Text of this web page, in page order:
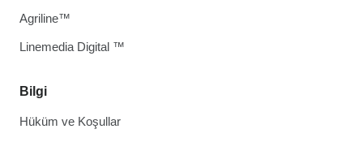
Bilgi
Hüküm ve Koşullar
Agriline™
Linemedia Digital ™